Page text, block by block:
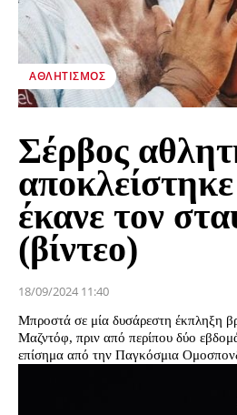
ΑΘΛΗΤΙΣΜΌΣ
Σέρβος
έκανε τον
(βίντεο)
18/09/2024 11:40
Μπροστά σε μία δυσάρεστη έκπληξη
Μαζντόφ, πριν από περίπου δύο
επίσημα από την Παγκόσμια